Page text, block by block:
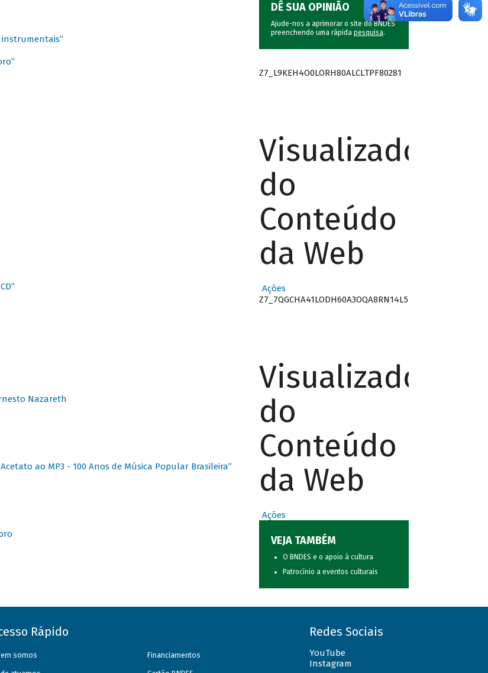
Nazareth
ao MP3 - 100 Anos de Música Popular Brasileira”
DÊ SUA OPINIÃO
Ajude-nos a aprimorar o site do BNDES
preenchendo uma rápida pesquisa.
Z7_L9KEH4O0LORH80ALCLTPF80281
Visualizador
do
Conteúdo
da Web
Ações
Z7_7QGCHA41LODH60A3OQA8RN14L5
Visualizador
do
Conteúdo
da Web
Ações
VEJA TAMBÉM
O BNDES e o apoio à cultura
Patrocínio a eventos culturais
Rápido
somos Financiamentos
Redes Sociais
YouTube
Instagram